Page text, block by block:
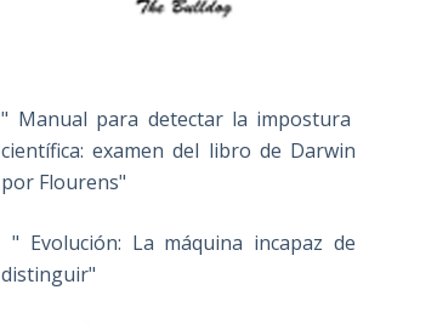
" Manual para detectar la impostura
científica: examen del libro de Darwin
por Flourens"
" Evolución: La máquina incapaz de
distinguir"